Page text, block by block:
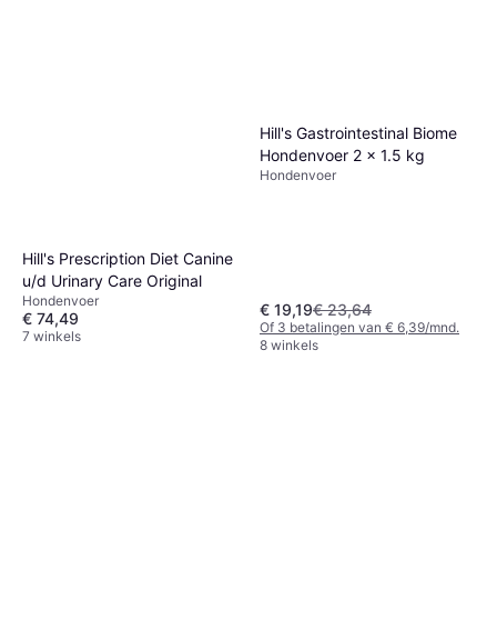
Hill's Prescription Diet Canine
u/d Urinary Care Original
Hondenvoer
€ 74,49
7 winkels
Hill's Gastrointestinal Biome
Hondenvoer 2 x 1.5 kg
Hondenvoer
€ 19,19€ 23,64
Of 3 betalingen van € 6,39/mnd.
8 winkels